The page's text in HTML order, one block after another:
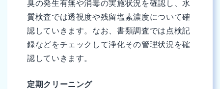
臭の発生有無や消毒の実施状況を確認し、水
質検査では透視度や残留塩素濃度について確
認していきます。なお、書類調査では点検記
録などをチェックして浄化その管理状況を確
認していきます。
定期クリーニング